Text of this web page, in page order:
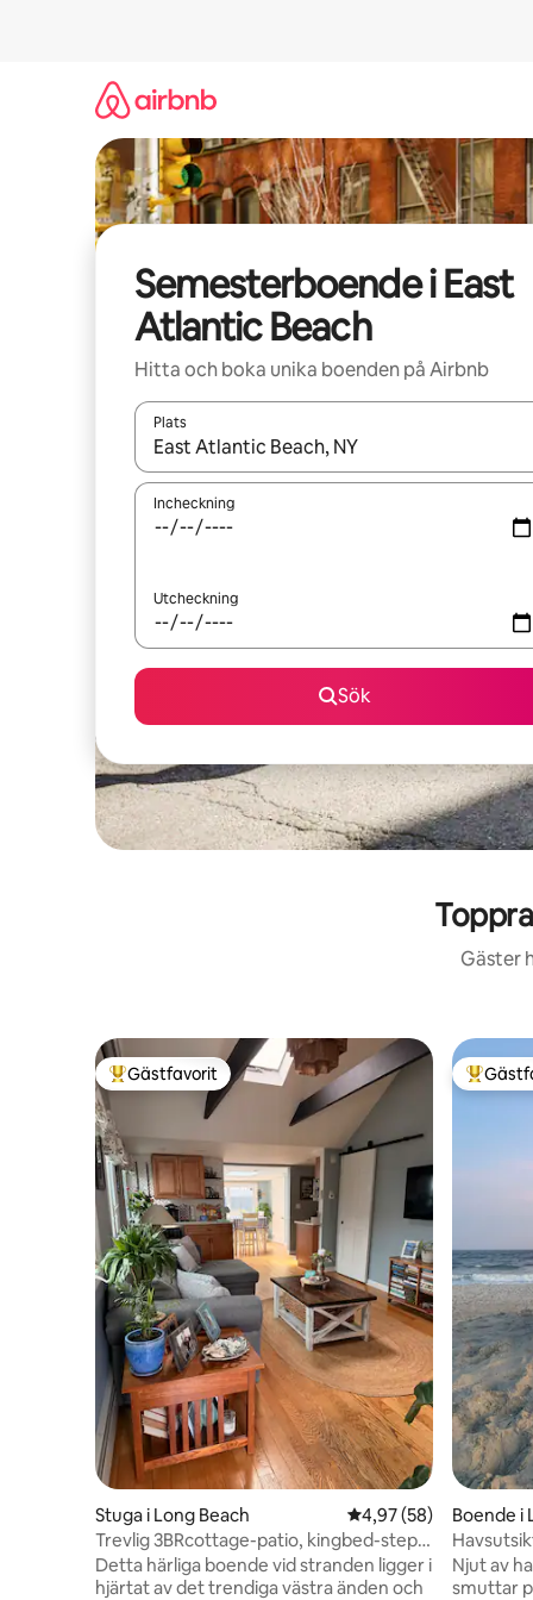
Semesterboende i East
Atlantic Beach
Hitta och boka unika boenden på Airbnb
Plats
När resultaten är tillgängliga kan du navigera
Incheckning
Utcheckning
Sök
Gäster
Populär gästfavorit
Gästfavorit
Stuga i Long Beach 4,97 av 5 i
4,97 (58)
Trevlig 3BRcottage-patio, kingbed-steps
till stranden
Detta härliga boende vid stranden ligger i
hjärtat av det trendiga västra änden och
Populär
Boende i
Njut av
smuttar